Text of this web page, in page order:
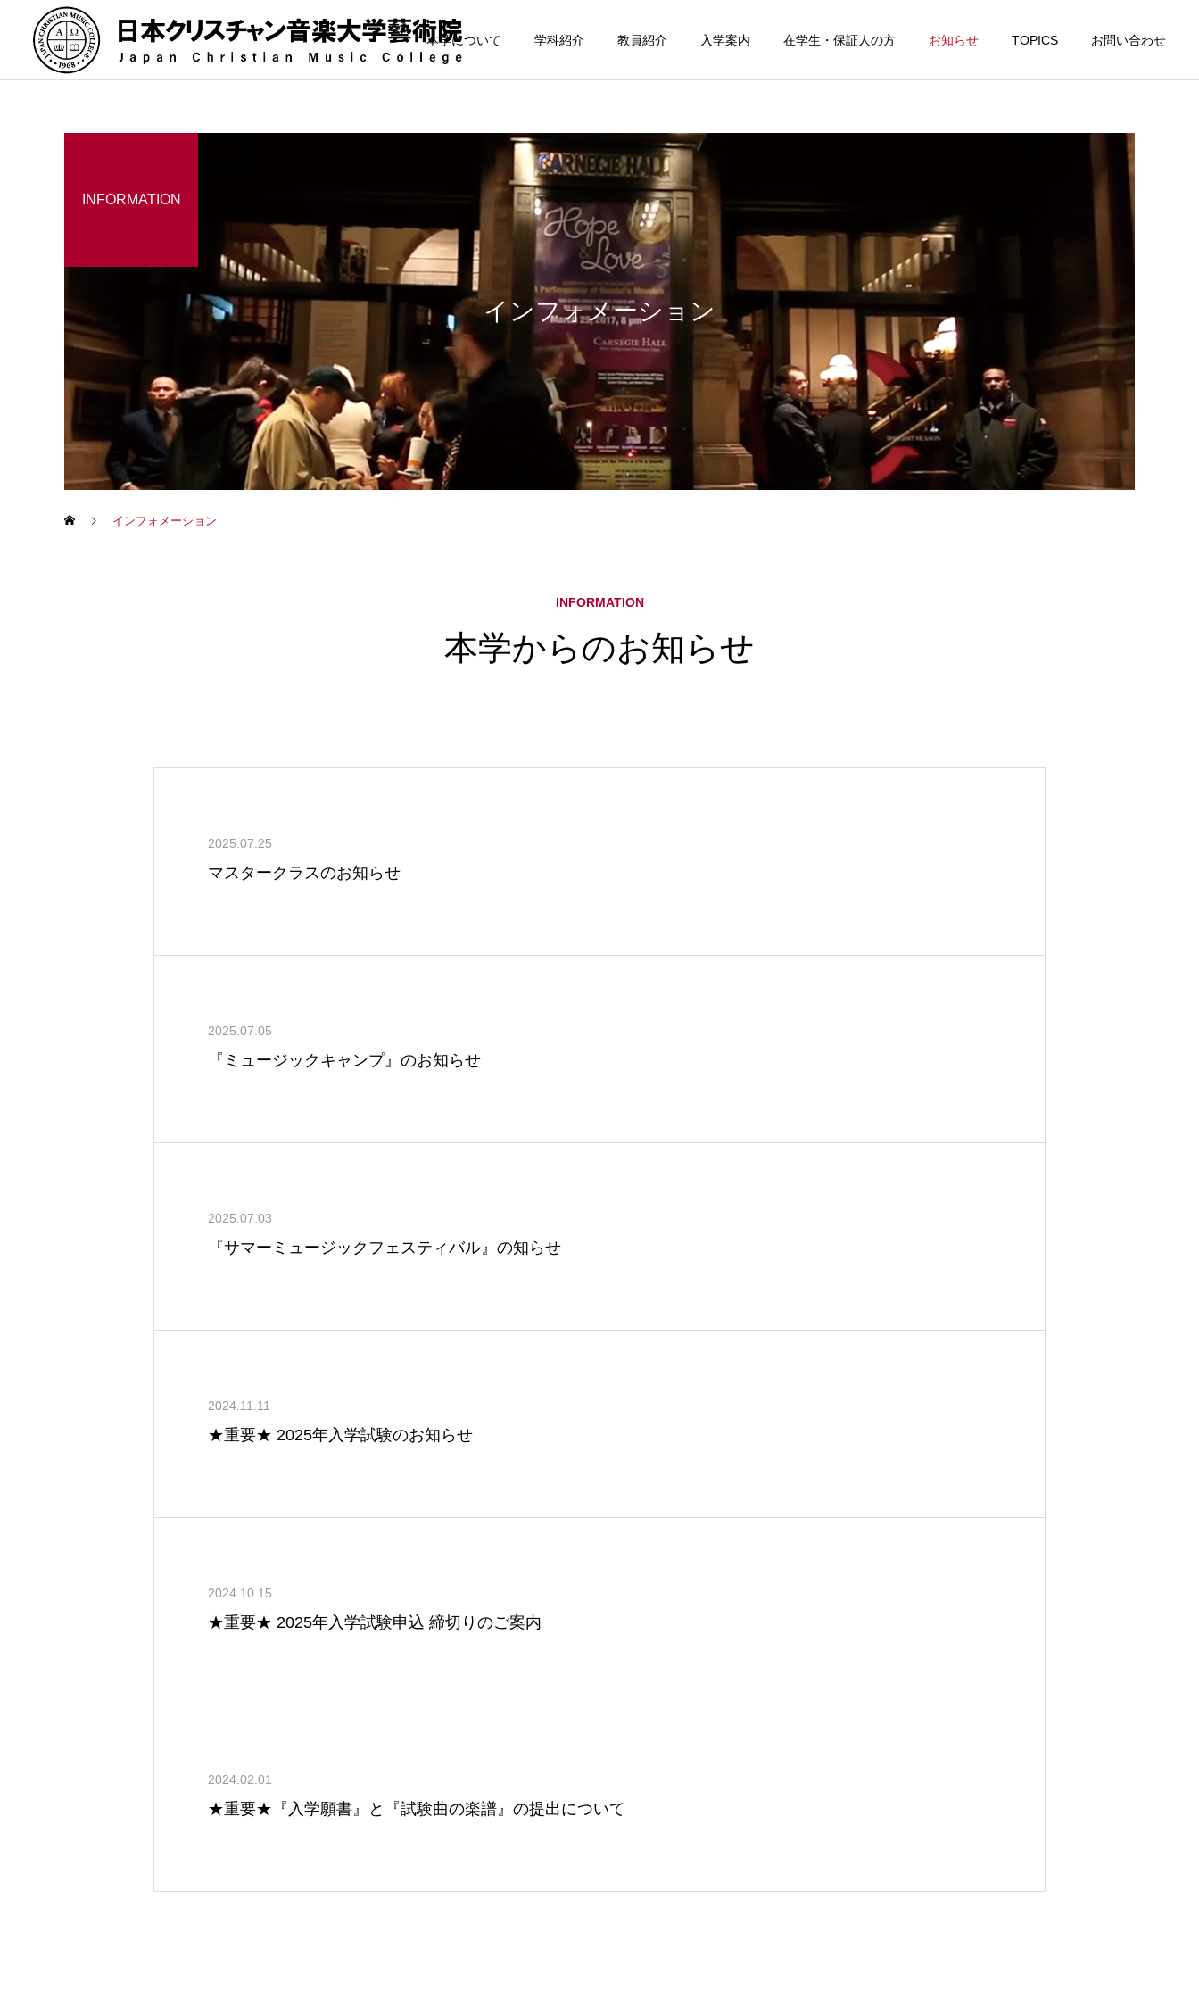
本学について 学科紹介 教員紹介 入学案内 在学生・保証人の方 お知らせ TOPICS お問い合わせ
詳細を見る
作曲科
オルガン科 管弦楽科 CCM科
インフォメーション
INFORMATION
インフォメーション
INFORMATION
本学からのお知らせ
2025.07.25
マスタークラスのお知らせ
2025.07.05
『ミュージックキャンプ』のお知らせ
2025.07.03
『サマーミュージックフェスティバル』の知らせ
2024.11.11
★重要★ 2025年入学試験のお知らせ
2024.10.15
★重要★ 2025年入学試験申込 締切りのご案内
2024.02.01
★重要★『入学願書』と『試験曲の楽譜』の提出について